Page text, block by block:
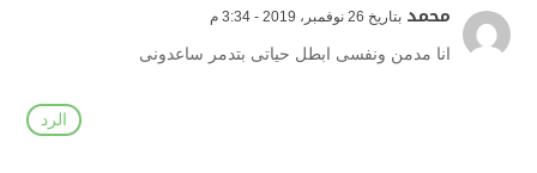
محمد بتاريخ 26 نوفمبر، 2019 - 3:34 م
انا مدمن ونفسى ابطل حياتى بتدمر ساعدونى
الرد